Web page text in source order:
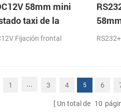
58mm mini
taxi de la
térmica de
Fijación frontal
1 ... 3 4 5 6
Un total de 10